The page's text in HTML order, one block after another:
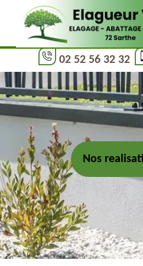
02 52 56 32 32
Nos